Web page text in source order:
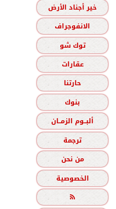
خير أجناد الأرض
الانفوجراف
توك شو
عقارات
حارتنا
بنوك
ألبــوم الزمــان
ترجمة
من نحن
الخصوصية
